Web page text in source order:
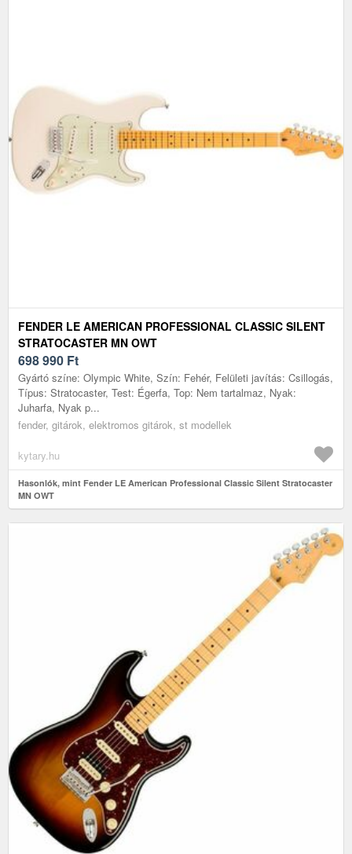
FENDER LE AMERICAN PROFESSIONAL CLASSIC SILENT
STRATOCASTER MN OWT
698 990 Ft
Gyártó színe: Olympic White, Szín: Fehér, Felületi javítás: Csillogás,
Típus: Stratocaster, Test: Égerfa, Top: Nem tartalmaz, Nyak:
Juharfa, Nyak p...
fender, gitárok, elektromos gitárok, st modellek
kytary.hu
Hasonlók, mint Fender LE American Professional Classic Silent Stratocaster
MN OWT